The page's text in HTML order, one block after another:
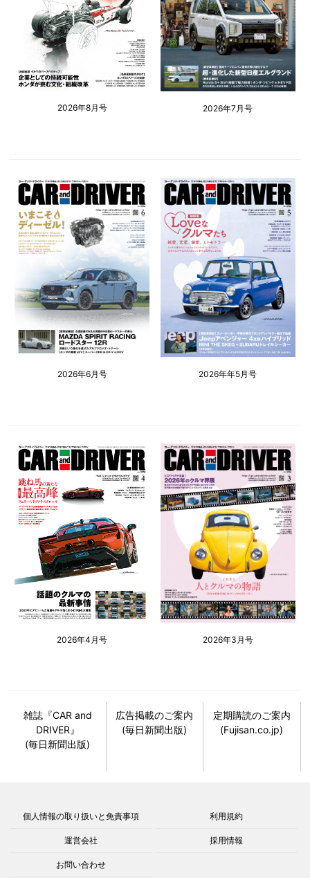
2026年8月号 2026年7月号
2026年6月号 2026年年5月号
2026年4月号 2026年3月号
雑誌『CAR and
DRIVER』
(毎日新聞出版)
広告掲載のご案内
(毎日新聞出版)
定期購読のご案内
(Fujisan.co.jp)
個人情報の取り扱いと免責事項 利用規約
運営会社 採用情報
お問い合わせ